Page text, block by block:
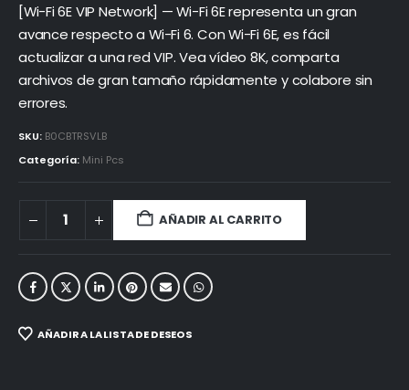
[Wi-Fi 6E VIP Network] — Wi-Fi 6E representa un gran
avance respecto a Wi-Fi 6. Con Wi-Fi 6E, es fácil
actualizar a una red VIP. Vea vídeo 8K, comparta
archivos de gran tamaño rápidamente y colabore sin
errores.
SKU: B0CBTRSVLB
Categoría: Mini Pcs
AÑADIR AL CARRITO
AÑADIR A LA LISTA DE DESEOS